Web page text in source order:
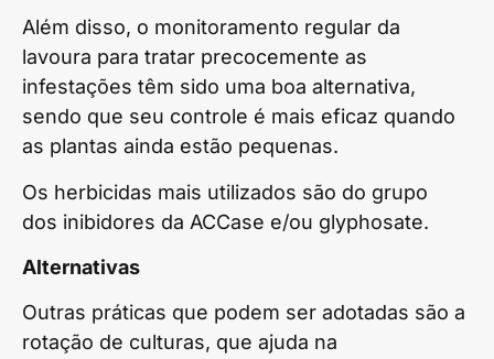
Além disso, o monitoramento regular da
lavoura para tratar precocemente as
infestações têm sido uma boa alternativa,
sendo que seu controle é mais eficaz quando
as plantas ainda estão pequenas.
Os herbicidas mais utilizados são do grupo
dos inibidores da ACCase e/ou glyphosate.
Alternativas
Outras práticas que podem ser adotadas são a
rotação de culturas, que ajuda na